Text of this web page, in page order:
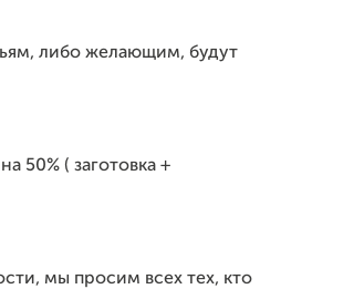
либо желающим, будут
50% ( заготовка +
мы просим всех тех, кто